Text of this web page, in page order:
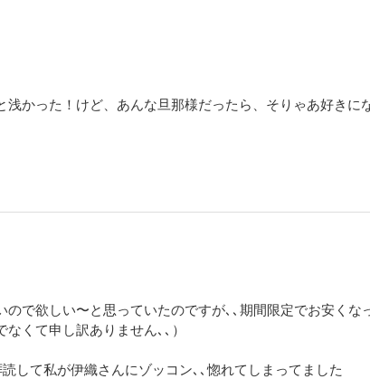
かった！けど、あんな旦那様だったら、そりゃあ好きに
で欲しい〜と思っていたのですが､､期間限定でお安くな
くて申し訳ありません､､）
して私が伊織さんにゾッコン､､惚れてしまってました